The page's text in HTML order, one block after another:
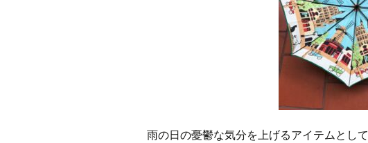
雨の日の憂鬱な気分を上げるアイテムとして